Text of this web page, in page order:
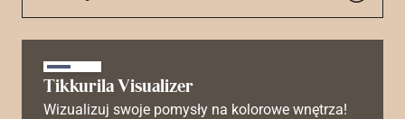
Tikkurila Visualizer
Wizualizuj swoje pomysły na kolorowe wnętrza!